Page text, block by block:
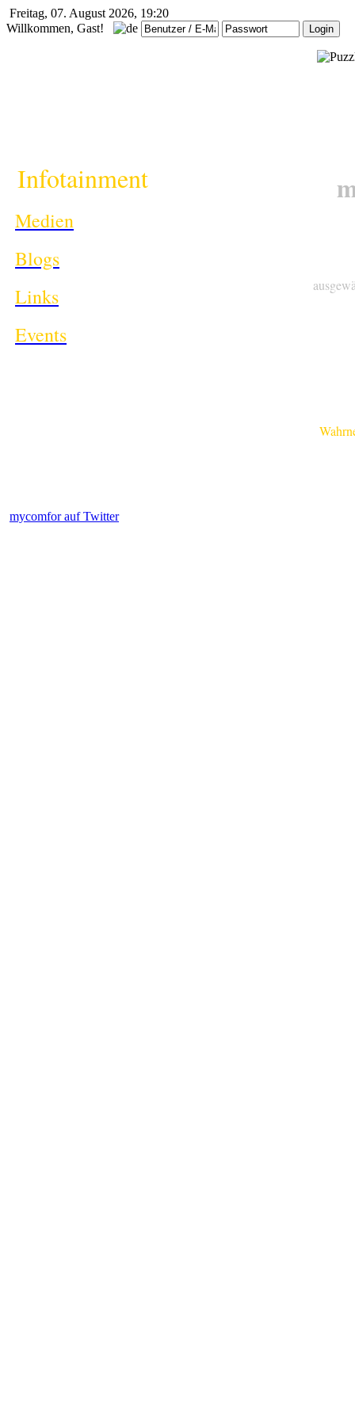
Freitag, 07. August 2026, 19:20
Willkommen, Gast!
Infotainment
Medien
Blogs
Links
Events
mycomfor auf Twitter